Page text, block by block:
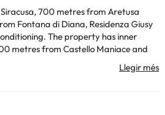
700 metres from Aretusa
Fontana di Diana, Residenza Giusy
The property has inner
metres from Castello Maniace and
Cathedral. The property is non-